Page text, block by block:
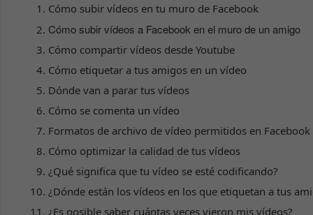
Cómo subir vídeos en tu muro de Facebook
Cómo subir vídeos a Facebook en el muro de un amigo
Cómo compartir vídeos desde Youtube
Cómo etiquetar a tus amigos en un vídeo
Dónde van a parar tus vídeos
Cómo se comenta un vídeo
Formatos de archivo de vídeo permitidos en Facebook
Cómo optimizar la calidad de tus vídeos
¿Qué significa que tu vídeo se esté codificando?
¿Dónde están los vídeos en los que etiquetan a tus
¿Es posible saber cuántas veces vieron mis vídeos?